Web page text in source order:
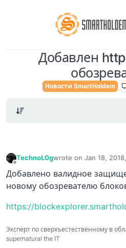
Добавлен
Новости SmartHoldem
TechnoL0gwrote on Jan 18,
last edited by
Добавлено валидное
новому обозревателю
https://
Эксперт по сверхъестественному в
supernatural the IT